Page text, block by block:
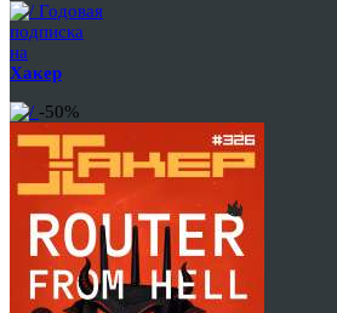
Годовая
подписка
на
Хакер
-50%